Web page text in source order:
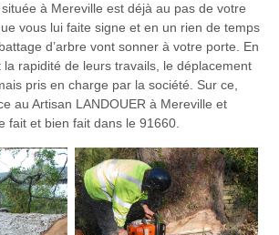
à Mereville est déjà au pas de votre
vous lui faite signe et en un rien de temps
d’arbre vont sonner à votre porte. En
la rapidité de leurs travails, le déplacement
pris en charge par la société. Sur ce,
au Artisan LANDOUER à Mereville et
fait et bien fait dans le 91660.